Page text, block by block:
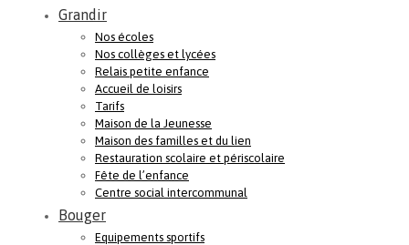
Grandir
Nos écoles
Nos collèges et lycées
Relais petite enfance
Accueil de loisirs
Tarifs
Maison de la Jeunesse
Maison des familles et du lien
Restauration scolaire et périscolaire
Fête de l’enfance
Centre social intercommunal
Bouger
Equipements sportifs